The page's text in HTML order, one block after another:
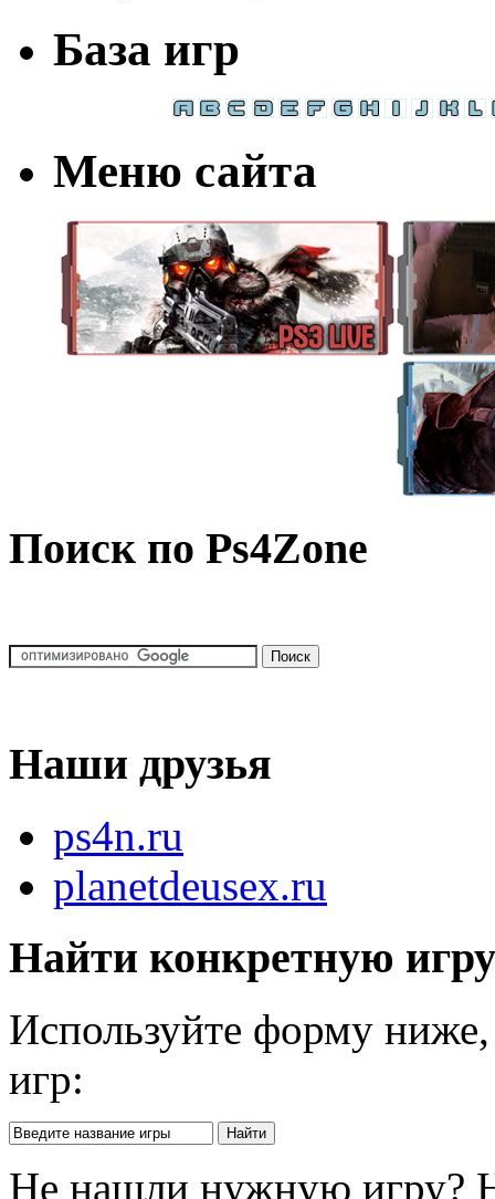
База игр
Меню сайта
Поиск по Ps4Zone
Наши друзья
ps4n.ru
planetdeusex.ru
Найти конкретную
Используйте форму
игр:
Не нашли нужную игру?